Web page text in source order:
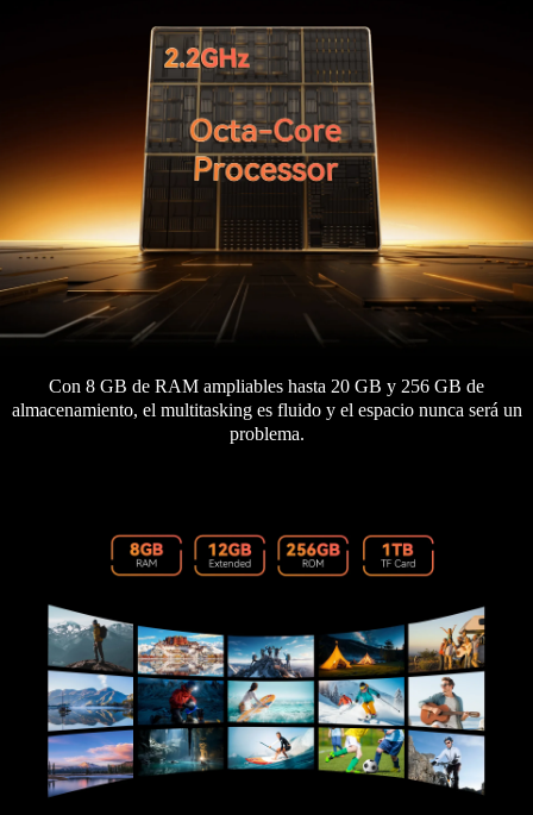
Con 8 GB de RAM ampliables hasta 20 GB y 256 GB de
almacenamiento, el multitasking es fluido y el espacio nunca será un
problema.